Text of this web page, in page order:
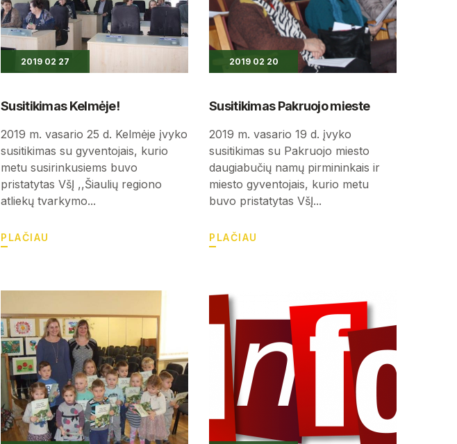
2019 02 27
Susitikimas Kelmėje!
2019 m. vasario 25 d. Kelmėje įvyko
susitikimas su gyventojais, kurio
metu susirinkusiems buvo
pristatytas VšĮ ,,Šiaulių regiono
atliekų tvarkymo...
PLAČIAU
2019 02 20
Susitikimas Pakruojo mieste
2019 m. vasario 19 d. įvyko
susitikimas su Pakruojo miesto
daugiabučių namų pirmininkais ir
miesto gyventojais, kurio metu
buvo pristatytas VšĮ...
PLAČIAU